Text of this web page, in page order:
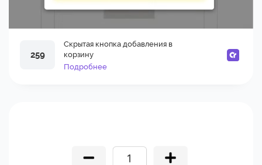
259
Скрытая кнопка добавления в
корзину
Подробнее